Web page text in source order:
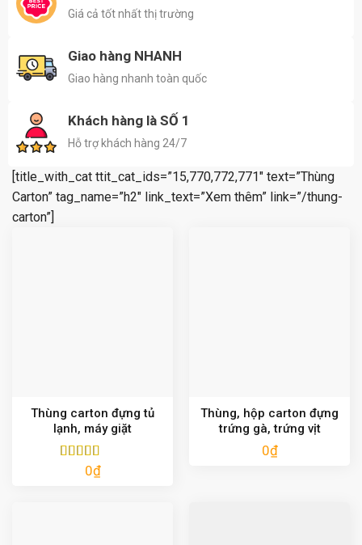
Giá cả tốt nhất thị trường
Giao hàng NHANH
Giao hàng nhanh toàn quốc
Khách hàng là SỐ 1
Hỗ trợ khách hàng 24/7
[title_with_cat ttit_cat_ids=”15,770,772,771″ text=”Thùng
Carton” tag_name=”h2″ link_text=”Xem thêm” link=”/thung-
carton”]
Thùng carton đựng tủ
lạnh, máy giặt
Được xếp
0₫
Thùng, hộp carton đựng
trứng gà, trứng vịt
0₫